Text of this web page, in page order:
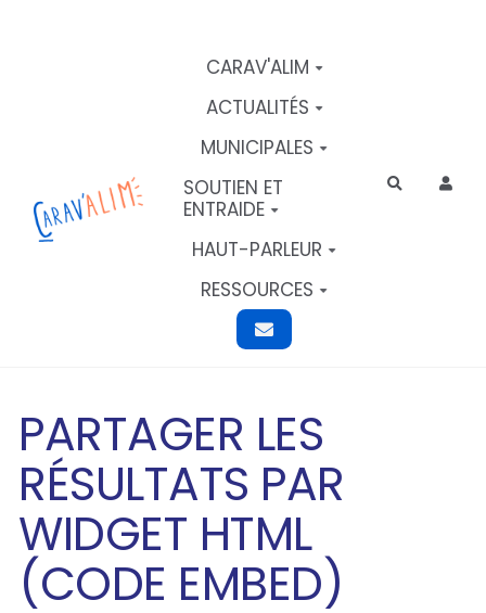
CARAV'ALIM
ACTUALITÉS
MUNICIPALES
SOUTIEN ET
ENTRAIDE
HAUT-PARLEUR
RESSOURCES
Rechercher
PARTAGER LES
RÉSULTATS PAR
WIDGET HTML
(CODE EMBED)